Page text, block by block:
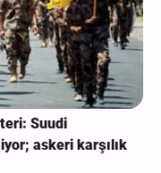
Suudi
askeri karşılık